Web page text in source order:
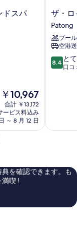
ドスパ
現
在
の
料
金
￥10,967
合計 ￥13,172
ービス料込み
～ 8 月 12 日
ザ・
ロ
イ
ヤ
ル・
パ
ラ
＆
ザ・ロ
Patong
プール
空港
10
段
良
ミ
1,001
8.4 と
口コ
を確認できます。も
喫 !